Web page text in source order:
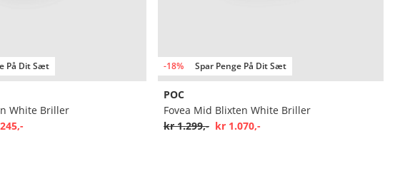
På Dit Sæt
White Briller
-18% Spar Penge På Dit Sæt
POC
Fovea Mid Blixten White Briller
kr 1.299,- kr 1.070,-